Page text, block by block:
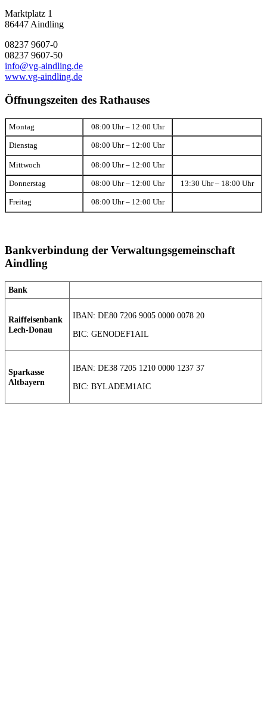
Marktplatz 1
86447 Aindling
08237 9607-0
08237 9607-50
info@vg-aindling.de
www.vg-aindling.de
Öffnungszeiten des Rathauses
Montag 08:00 Uhr – 12:00 Uhr
Dienstag 08:00 Uhr – 12:00 Uhr
Mittwoch 08:00 Uhr – 12:00 Uhr
Donnerstag 08:00 Uhr – 12:00 Uhr 13:30 Uhr – 18:00 Uhr
Freitag 08:00 Uhr – 12:00 Uhr
Bankverbindung der Verwaltungsgemeinschaft
Aindling
Bank
Raiffeisenbank
Lech-Donau
IBAN: DE80 7206 9005 0000 0078 20
BIC: GENODEF1AIL
Sparkasse
Altbayern
IBAN: DE38 7205 1210 0000 1237 37
BIC: BYLADEM1AIC